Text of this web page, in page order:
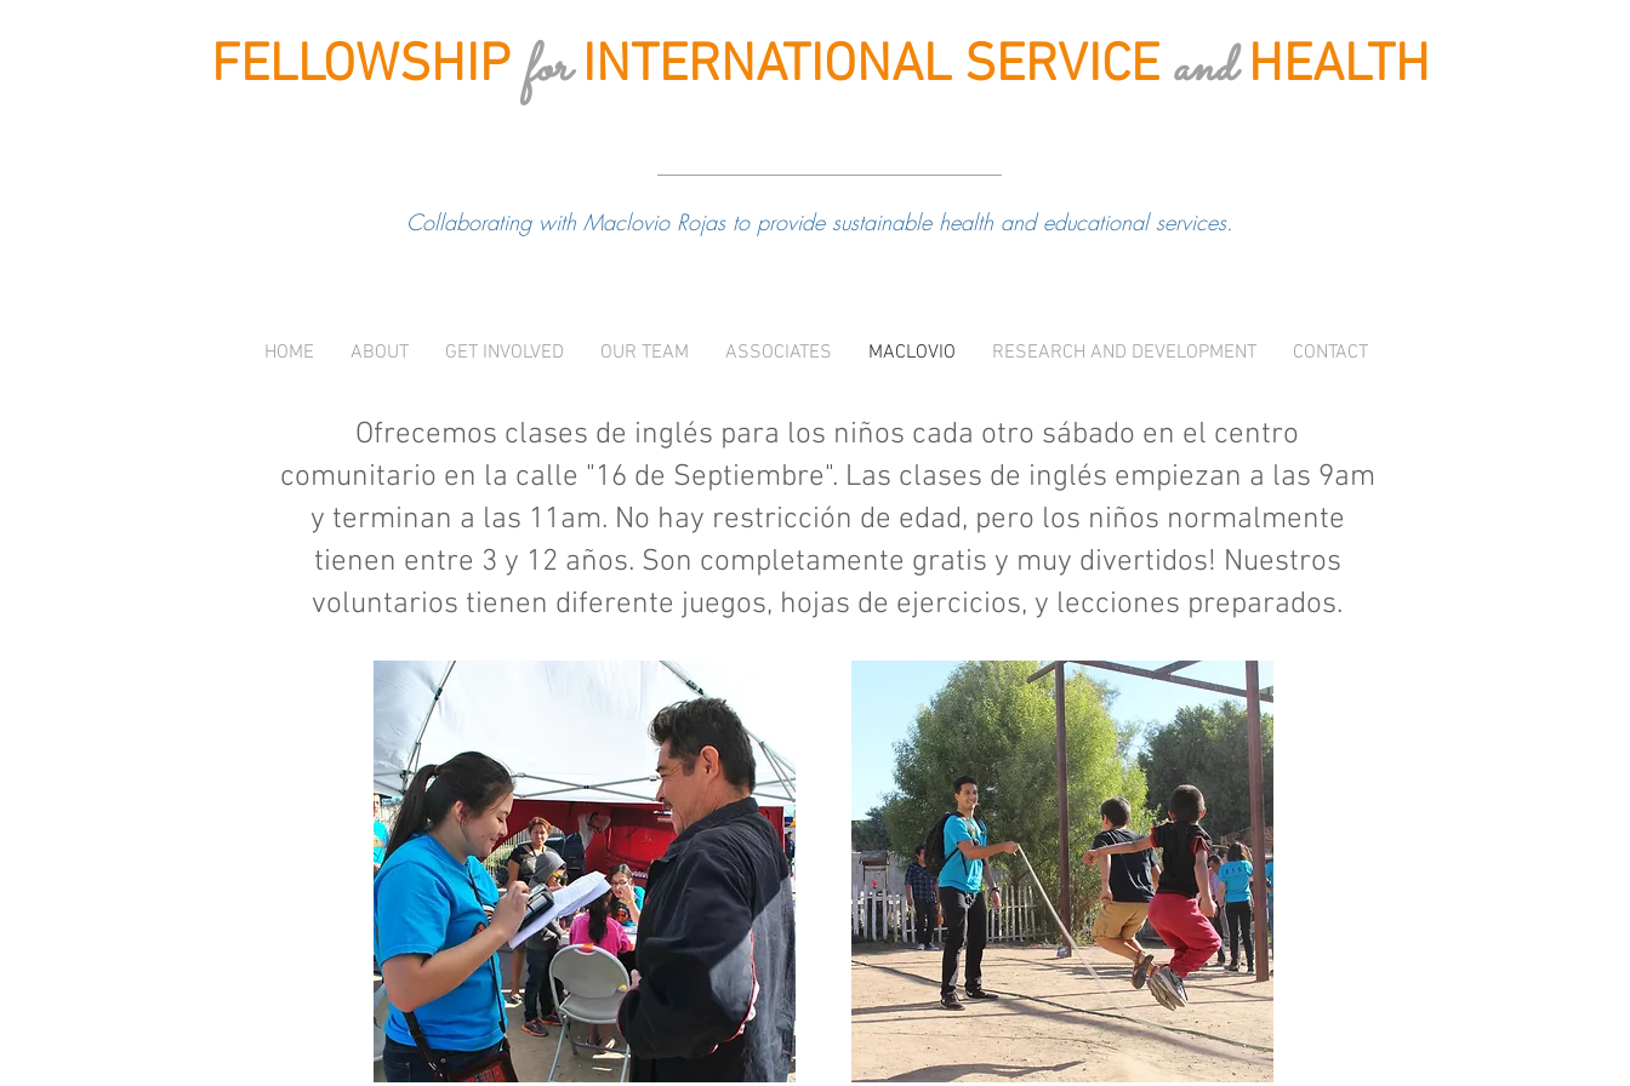
FELLOWSHIP for INTERNATIONAL SERVICE and HEALTH
Collaborating with Maclovio Rojas to provide sustainable health and educational services.
HOME ABOUT GET INVOLVED OUR TEAM ASSOCIATES MACLOVIO RESEARCH AND DEVELOPMENT CONTACT
Ofrecemos clases de inglés para los niños cada otro sábado en el centro
comunitario en la calle "16 de Septiembre". Las clases de inglés empiezan a las 9am
y terminan a las 11am. No hay restricción de edad, pero los niños normalmente
tienen entre 3 y 12 años. Son completamente gratis y muy divertidos! Nuestros
voluntarios tienen diferente juegos, hojas de ejercicios, y lecciones preparados.